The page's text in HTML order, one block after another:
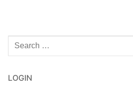
Rechercher
:
LOGIN